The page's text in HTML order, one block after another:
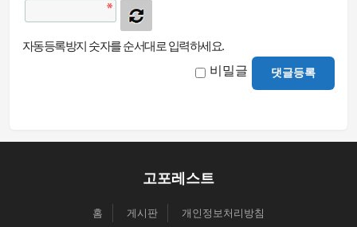
자동등록방지 숫자를 순서대로 입력하세요.
비밀글 댓글등록
고포레스트
홈 게시판 개인정보처리방침